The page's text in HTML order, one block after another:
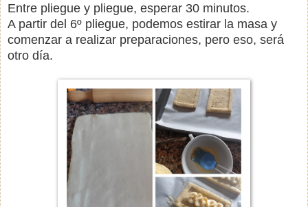
Entre pliegue y pliegue, esperar 30 minutos.
A partir del 6º pliegue, podemos estirar la masa y
comenzar a realizar preparaciones, pero eso, será
otro día.